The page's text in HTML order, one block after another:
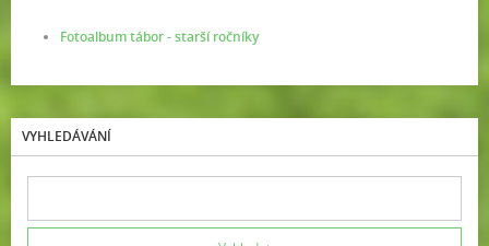
Fotoalbum tábor - starší ročníky
VYHLEDÁVÁNÍ